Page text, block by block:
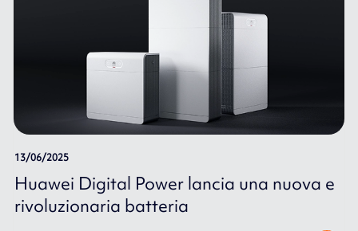
13/06/2025
Huawei Digital Power lancia una nuova e
rivoluzionaria batteria